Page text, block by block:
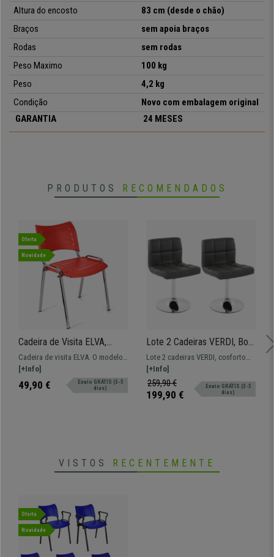
• Modelo prático e versátil
Altura do encosto
83 cm (desde o chão)
Braços
sem apoia braços
Rodas
sem rodas
Peso Maximo
100 kg
Peso
4,2 kg
Condição
Novo com embalagem original
GARANTIA
24 MESES
PRODUTOS RECOMENDADOS
Oferta
Novidade
Cadeira de Visita ELVA,
Empilhável e Prática,
Confortável, Pernas
Cromadas, Cor Vermelho
Cadeira de visita ELVA. O modelo
perfeito para aqueles que
procuram resistência,
comodidade e facilidade de uso.
[+Info]
49,90 €
Envio GRÁTIS (3-5
dias)
Lote 2 Cadeiras VERDI, Bom
Acolchoado, Estrutura
Metálica, em Pele, Cinzento
Lote 2 cadeiras VERDI, conforto
garantido, materiais de qualidade.
Muito resistente graças à sua
estrutura metálica.
[+Info]
259,90 €
199,90 €
Envio GRÁTIS (3-5
dias)
VISTOS RECENTEMENTE
Oferta
Novidade